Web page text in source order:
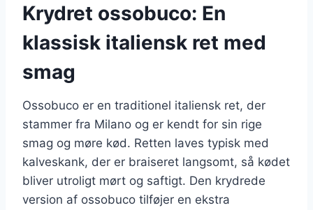
Krydret ossobuco: En
klassisk italiensk ret med
smag
Ossobuco er en traditionel italiensk ret, der
stammer fra Milano og er kendt for sin rige
smag og møre kød. Retten laves typisk med
kalveskank, der er braiseret langsomt, så kødet
bliver utroligt mørt og saftigt. Den krydrede
version af ossobuco tilføjer en ekstra